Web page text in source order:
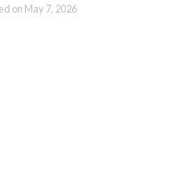
on May 7, 2026